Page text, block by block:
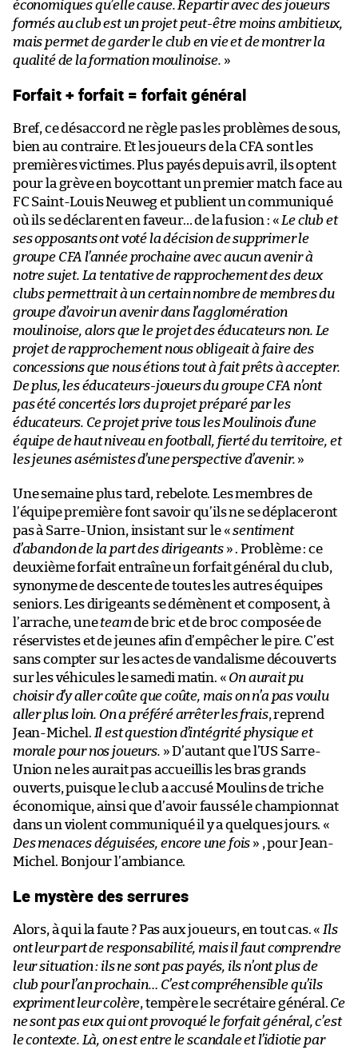
économiques qu’elle cause. Repartir avec des joueurs
formés au club est un projet peut-être moins ambitieux,
mais permet de garder le club en vie et de montrer la
qualité de la formation moulinoise. »
Forfait + forfait = forfait général
Bref, ce désaccord ne règle pas les problèmes de sous,
bien au contraire. Et les joueurs de la CFA sont les
premières victimes. Plus payés depuis avril, ils optent
pour la grève en boycottant un premier match face au
FC Saint-Louis Neuweg et publient un communiqué
où ils se déclarent en faveur… de la fusion : « Le club et
ses opposants ont voté la décision de supprimer le
groupe CFA l’année prochaine avec aucun avenir à
notre sujet. La tentative de rapprochement des deux
clubs permettrait à un certain nombre de membres du
groupe d’avoir un avenir dans l’agglomération
moulinoise, alors que le projet des éducateurs non. Le
projet de rapprochement nous obligeait à faire des
concessions que nous étions tout à fait prêts à accepter.
De plus, les éducateurs-joueurs du groupe CFA n’ont
pas été concertés lors du projet préparé par les
éducateurs. Ce projet prive tous les Moulinois d’une
équipe de haut niveau en football, fierté du territoire, et
les jeunes asémistes d’une perspective d’avenir. »
Une semaine plus tard, rebelote. Les membres de
l’équipe première font savoir qu’ils ne se déplaceront
pas à Sarre-Union, insistant sur le «sentiment
d’abandon de la part des dirigeants» . Problème : ce
deuxième forfait entraîne un forfait général du club,
synonyme de descente de toutes les autres équipes
seniors. Les dirigeants se démènent et composent, à
l’arrache, uneteamde bric et de broc composée de
réservistes et de jeunes afin d’empêcher le pire. C’est
sans compter sur les actes de vandalisme découverts
sur les véhicules le samedi matin. « On aurait pu
choisir d’y aller coûte que coûte, mais on n’a pas voulu
aller plus loin. On a préféré arrêter les frais, reprend
Jean-Michel. Il est question d’intégrité physique et
morale pour nos joueurs. » D’autant que l’US Sarre-
Union ne les aurait pas accueillis les bras grands
ouverts, puisque le club a accusé Moulins de triche
économique, ainsi que d’avoir faussé le championnat
dans un violent communiqué il y a quelques jours. «
Des menaces déguisées, encore une fois » , pour Jean-
Michel. Bonjour l’ambiance.
Le mystère des serrures
Alors, à qui la faute ? Pas aux joueurs, en tout cas. « Ils
ont leur part de responsabilité, mais il faut comprendre
leur situation : ils ne sont pas payés, ils n’ont plus de
club pour l’an prochain… C’est compréhensible qu’ils
expriment leur colère, tempère le secrétaire général. Ce
ne sont pas eux qui ont provoqué le forfait général, c’est
le contexte. Là, on est entre le scandale et l’idiotie par